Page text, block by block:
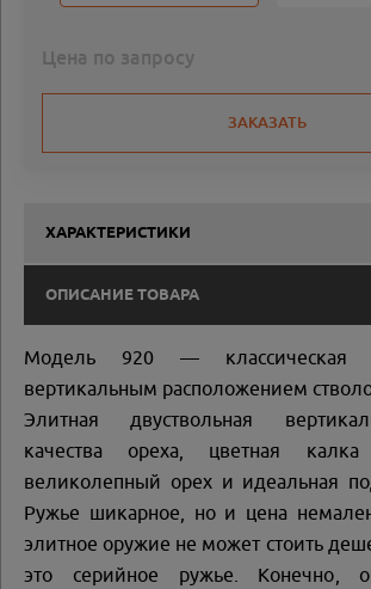
Цена по запросу
ЗАКАЗАТЬ
ХАРАКТЕРИСТИКИ
ОПИСАНИЕ ТОВАРА
Модель 920 — классическая
вертикальным расположением
Элитная двуствольная
качества ореха, цветная
великолепный орех и идеальная
Ружье шикарное, но и цена
элитное оружие не может стоить
это серийное ружье. Конечно,